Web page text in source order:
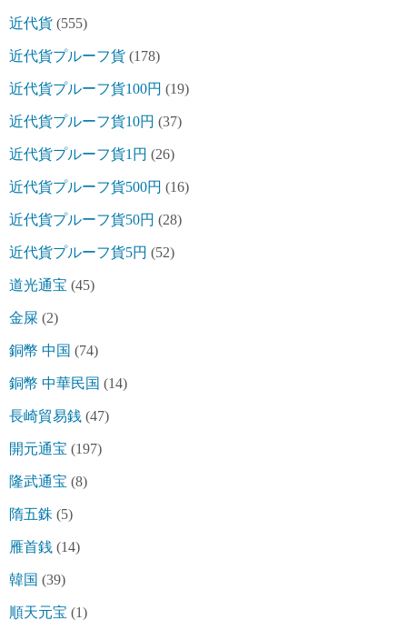
近代貨 (555)
近代貨プルーフ貨 (178)
近代貨プルーフ貨100円 (19)
近代貨プルーフ貨10円 (37)
近代貨プルーフ貨1円 (26)
近代貨プルーフ貨500円 (16)
近代貨プルーフ貨50円 (28)
近代貨プルーフ貨5円 (52)
道光通宝 (45)
金屎 (2)
銅幣 中国 (74)
銅幣 中華民国 (14)
長崎貿易銭 (47)
開元通宝 (197)
隆武通宝 (8)
隋五銖 (5)
雁首銭 (14)
韓国 (39)
順天元宝 (1)